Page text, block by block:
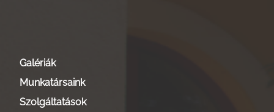
Galériák
Munkatársaink
Szolgáltatások